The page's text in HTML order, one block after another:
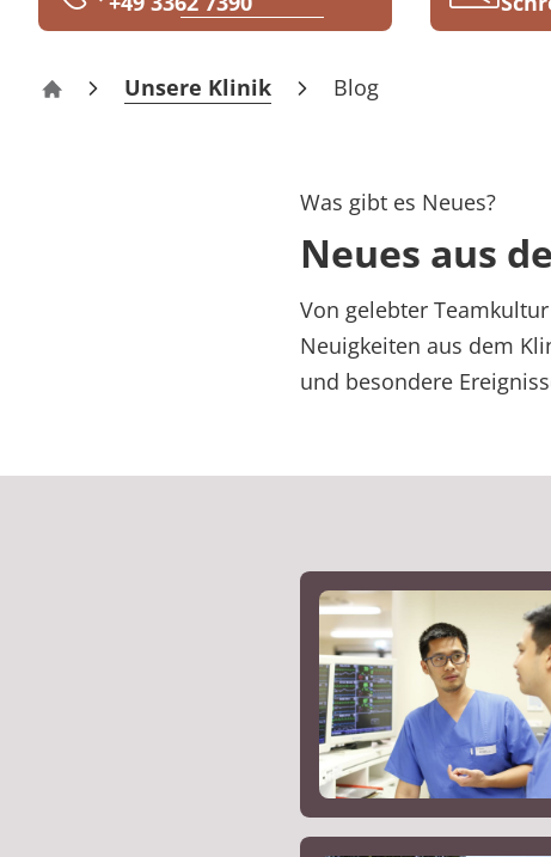
Rheumatologie
Klinik Grünheide
Unsere Klinik Blog
Was gibt es Neues?
Neues aus
Von gelebter
Neuigkeiten aus dem
und besondere